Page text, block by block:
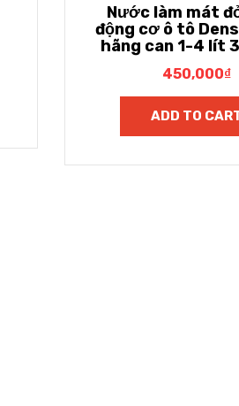
Nước làm mát
động cơ ô tô
hãng can 1-4 lít
450,000₫
ADD TO